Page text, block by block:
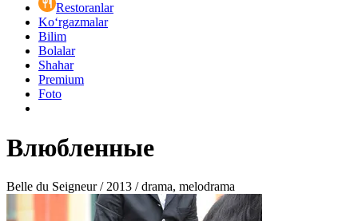
Restoranlar
Ko‘rgazmalar
Bilim
Bolalar
Shahar
Premium
Foto
Влюбленные
Belle du Seigneur / 2013 / drama, melodrama